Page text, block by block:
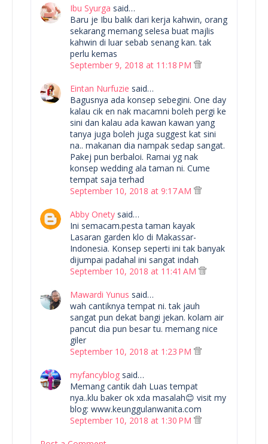
Ibu Syurga said…
Baru je Ibu balik dari kerja kahwin, orang
sekarang memang selesa buat majlis
kahwin di luar sebab senang kan. tak
perlu kemas
September 9, 2018 at 11:18 PM
Eintan Nurfuzie said…
Bagusnya ada konsep sebegini. One day
kalau cik en nak macamni boleh pergi ke
sini dan kalau ada kawan kawan yang
tanya juga boleh juga suggest kat sini
na.. makanan dia nampak sedap sangat.
Pakej pun berbaloi. Ramai yg nak
konsep wedding ala taman ni. Cume
tempat saja terhad
September 10, 2018 at 9:17 AM
Abby Onety said…
Ini semacam.pesta taman kayak
Lasaran garden klo di Makassar-
Indonesia. Konsep seperti ini tak banyak
dijumpai padahal ini sangat indah
September 10, 2018 at 11:41 AM
Mawardi Yunus said…
wah cantiknya tempat ni. tak jauh
sangat pun dekat bangi jekan. kolam air
pancut dia pun besar tu. memang nice
giler
September 10, 2018 at 1:23 PM
myfancyblog said…
Memang cantik dah Luas tempat
nya..klu baker ok xda masalah😊 visit my
blog: www.keunggulanwanita.com
September 10, 2018 at 1:30 PM